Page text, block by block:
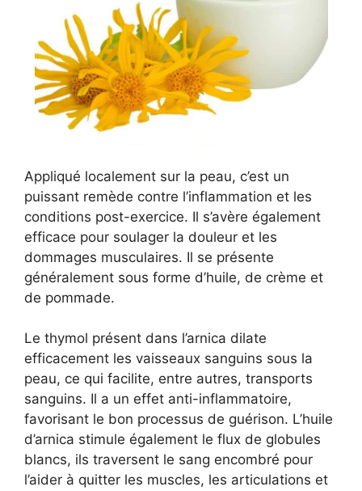
Appliqué localement sur la peau, c’est un
puissant remède contre l’inflammation et les
conditions post-exercice. Il s’avère également
efficace pour soulager la douleur et les
dommages musculaires. Il se présente
généralement sous forme d’huile, de crème et
de pommade.
Le thymol présent dans l’arnica dilate
efficacement les vaisseaux sanguins sous la
peau, ce qui facilite, entre autres, transports
sanguins. Il a un effet anti-inflammatoire,
favorisant le bon processus de guérison. L’huile
d’arnica stimule également le flux de globules
blancs, ils traversent le sang encombré pour
l’aider à quitter les muscles, les articulations et